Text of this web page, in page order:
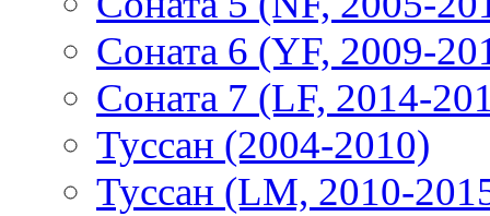
Соната 6 (YF, 2009-
Соната 7 (LF, 2014-
Туссан (2004-2010)
Туссан (LM, 2010-